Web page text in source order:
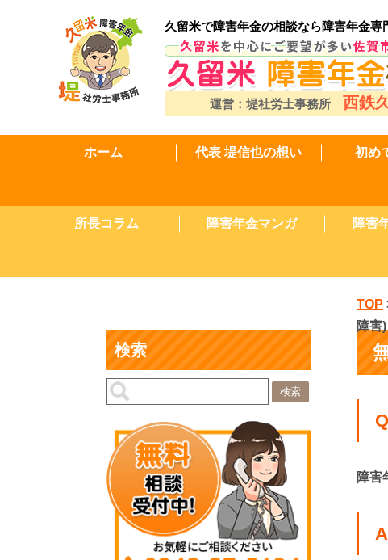
久留米で障害年金の相談なら障害年金専
運営：堤社労士事務所 西鉄
ホーム 代表 堤信也の想い 初め
所長コラム 障害年金マンガ 障害
TOP
障害)
障害
検索